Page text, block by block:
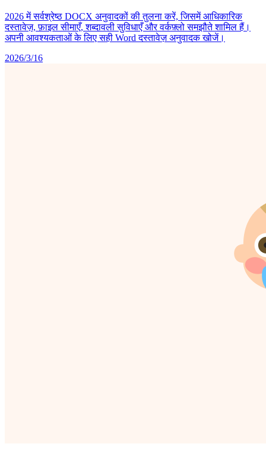
2026 में सर्वश्रेष्ठ DOCX अनुवादकों की तुलना करें, जिसमें आधिकारिक
दस्तावेज़, फ़ाइल सीमाएँ, शब्दावली सुविधाएँ और वर्कफ़्लो समझौते शामिल हैं।
अपनी आवश्यकताओं के लिए सही Word दस्तावेज़ अनुवादक खोजें।
2026/3/16